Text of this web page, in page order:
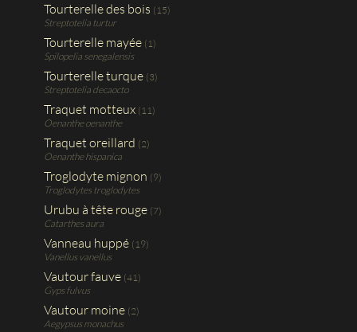
Tourterelle des bois (15)
Streptotelia turtur
Tourterelle mayée (1)
Spilopelia senegalensis
Tourterelle turque (3)
Streptotelia decaocto
Traquet motteux (11)
Oenanthe oenanthe
Traquet oreillard (2)
Oenanthe hispanica
Troglodyte mignon (9)
Troglodytes troglodytes
Urubu à tête rouge (7)
Catarthes aura
Vanneau huppé (19)
Vanellus vanellus
Vautour fauve (41)
Gyps fulvus
Vautour moine (2)
Aegypsus monachus